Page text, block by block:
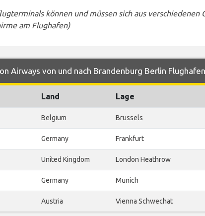
können und müssen sich aus
am Flughafen)
Airways von und nach Brandenburg Berlin
Land Lage
Belgium Brussels
Germany Frankfurt
United Kingdom London Heathrow
Germany Munich
Austria Vienna Schwechat